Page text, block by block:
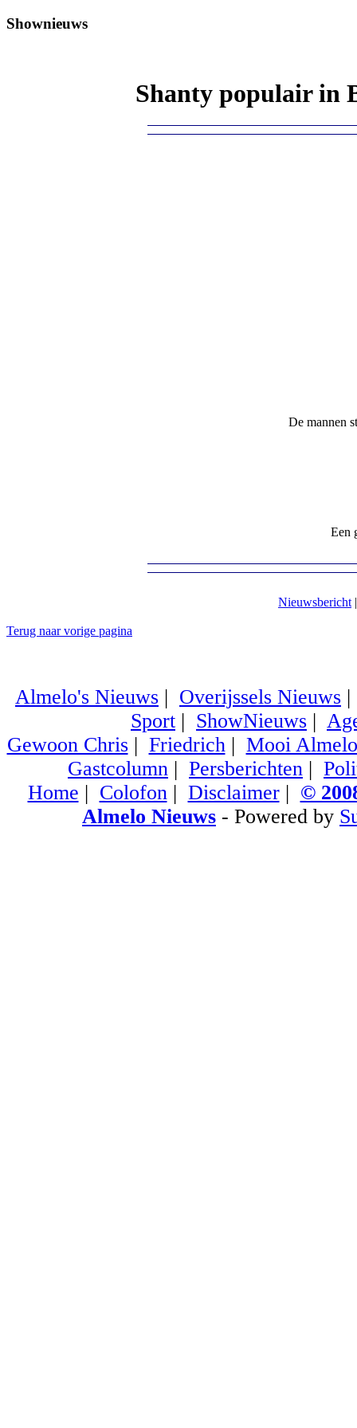
Shownieuws
Shanty populair in
De mannen
Een
Nieuwsbericht
Terug naar vorige pagina
Almelo's Nieuws | Overijssels Nieuws
Sport | ShowNieuws |
Gewoon Chris| Friedrich| Mooi Almelo
Gastcolumn | Persberichten |
Home | Colofon| Disclaimer| ©
Almelo Nieuws - Powered by